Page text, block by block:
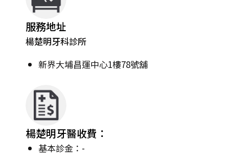
服務地址
楊楚明牙科診所
新界大埔昌運中心1樓78號舖
楊楚明牙醫收費：
基本診金：-